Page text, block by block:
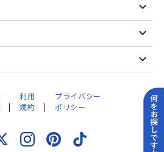
利用
規約
プライバシー
ポリシー